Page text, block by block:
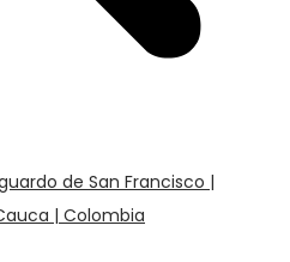
de San Francisco |
| Colombia